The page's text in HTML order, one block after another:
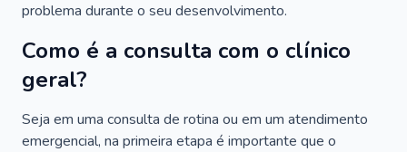
problema durante o seu desenvolvimento.
Como é a consulta com o clínico
geral?
Seja em uma consulta de rotina ou em um atendimento
emergencial, na primeira etapa é importante que o